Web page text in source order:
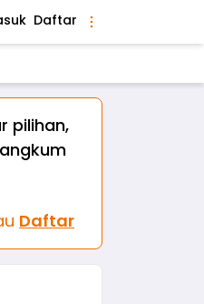
Daftar
pilihan,
Daftar